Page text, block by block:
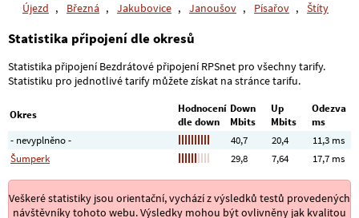
Újezd , Březná , Jakubovice , Janoušov , Písařov , Štíty
Statistika připojení dle okresů
Statistika připojení Bezdrátové připojení RPSnet pro všechny tarify.
Statistiku pro jednotlivé tarify můžete získat na stránce tarifu.
Okres
Hodnocení
dle down
Down
Mbits
Up
Mbits
Odezva
ms
- nevyplněno -
40,7 20,4
11,3 ms
Šumperk
29,8 7,64 17,7 ms
Veškeré statistiky jsou orientační, vychází z výsledků testů provedených
návštěvníky tohoto webu. Výsledky mohou být ovlivněny jak kvalitou